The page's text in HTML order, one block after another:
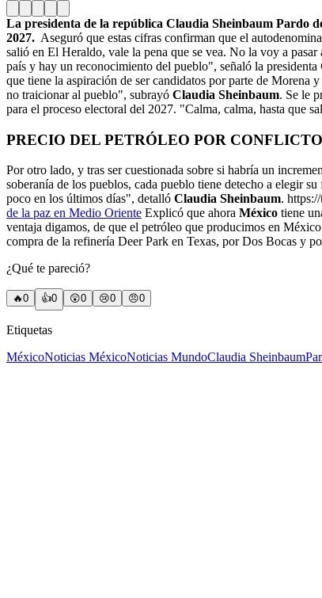
La presidenta de la república Claudia Sheinbaum Pardo
2027. Aseguró que estas cifras confirman que el
salió en El Heraldo, vale la pena que se vea. No la voy a
país y hay un reconocimiento del pueblo", señaló la presidenta
que tiene la aspiración de ser candidatos por parte de
no traicionar al pueblo", subrayó Claudia Sheinbaum. Se le
para el proceso electoral del 2027. "Calma, calma, hasta que
PRECIO DEL PETRÓLEO POR
Por otro lado, y tras ser cuestionada sobre si habría un
soberanía de los pueblos, cada pueblo tiene detecho a elegir
poco en los últimos días", detalló Claudia Sheinbaum.
de la paz en Medio Oriente Explicó que ahora México tiene
ventaja digamos, de que el petróleo que producimos en
compra de la refinería Deer Park en Texas, por Dos Bocas y
¿Qué te pareció?
🔥0 👍0 😲0 😢0 😠0
Etiquetas
MéxicoNoticias MéxicoNoticias MundoClaudia Sheinbaum